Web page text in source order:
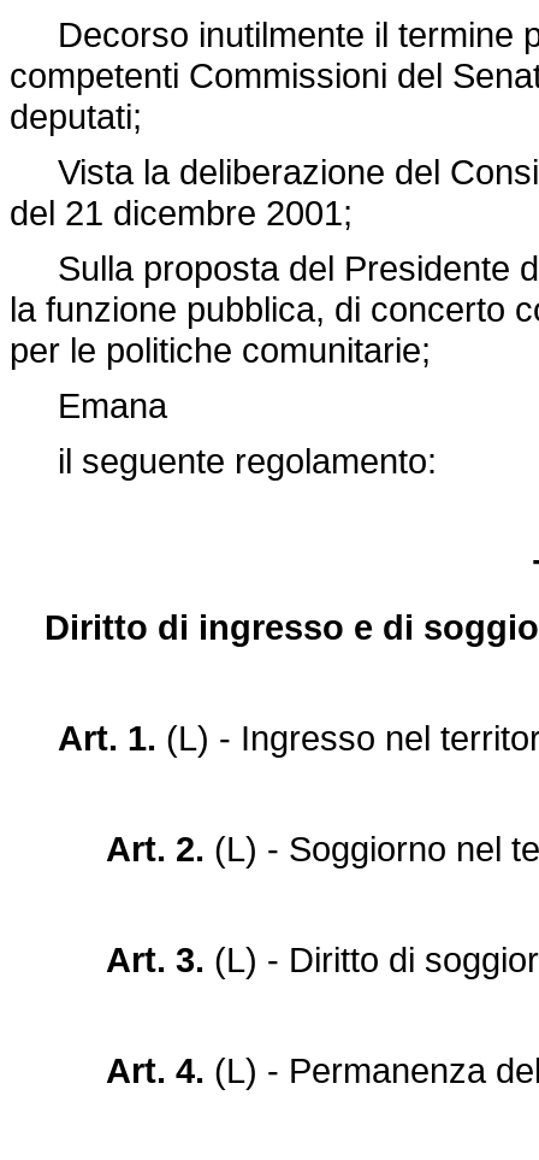
Decorso inutilmente il termine
competenti Commissioni del
deputati;
Vista la deliberazione del
del 21 dicembre 2001;
Sulla proposta del Presidente
la funzione pubblica, di concerto
per le politiche comunitarie;
Emana
il seguente regolamento:
Diritto di ingresso e di
Art. 1. (L) - Ingresso nel
Art. 2. (L) - Soggiorno nel
Art. 3. (L) - Diritto di
Art. 4. (L) - Permanenza